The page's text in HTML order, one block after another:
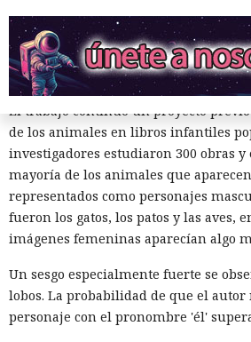
de Washington. Los resultados se
de 2026 en la conferencia de ACM
responsabilidad y transparencia en
El trabajo continuó un proyecto
de los animales en libros infantiles
investigadores estudiaron 300 obras
mayoría de los animales que
representados como personajes
fueron los gatos, los patos y las aves,
imágenes femeninas aparecían algo
Un sesgo especialmente fuerte se
lobos. La probabilidad de que el autor
personaje con el pronombre 'él'